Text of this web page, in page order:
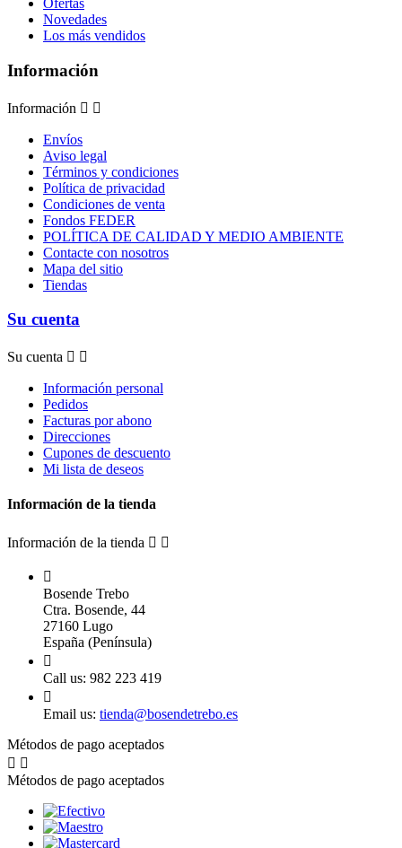
Ofertas
Novedades
Los más vendidos
Información
Información  
Envíos
Aviso legal
Términos y condiciones
Política de privacidad
Condiciones de venta
Fondos FEDER
POLÍTICA DE CALIDAD Y MEDIO AMBIENTE
Contacte con nosotros
Mapa del sitio
Tiendas
Su cuenta
Su cuenta  
Información personal
Pedidos
Facturas por abono
Direcciones
Cupones de descuento
Mi lista de deseos
Información de la tienda
Información de la tienda  

Bosende Trebo
Ctra. Bosende, 44
27160 Lugo
España (Península)

Call us: 982 223 419

Email us: tienda@bosendetrebo.es
Métodos de pago aceptados
 
Métodos de pago aceptados